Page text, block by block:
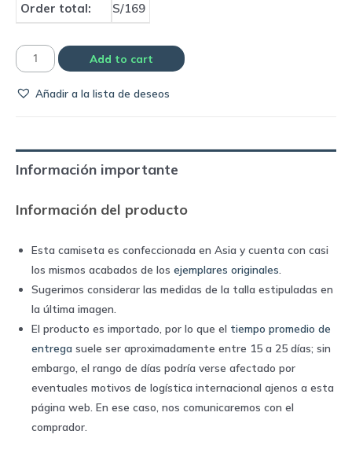
Order total:
S/169
Camiseta
2022
Nike
quantity
Add to cart
Añadir a la lista de deseos
Información importante
Información del producto
Esta camiseta es confeccionada en Asia y cuenta con casi
los mismos acabados de los ejemplares originales.
Sugerimos considerar las medidas de la talla estipuladas en
la última imagen.
El producto es importado, por lo que el tiempo promedio de
entrega suele ser aproximadamente entre 15 a 25 días; sin
embargo, el rango de días podría verse afectado por
eventuales motivos de logística internacional ajenos a esta
página web. En ese caso, nos comunicaremos con el
comprador.